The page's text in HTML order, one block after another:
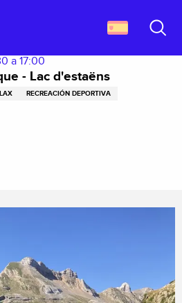
a 17:00
- Lac d'estaëns
RECREACIÓN DEPORTIVA